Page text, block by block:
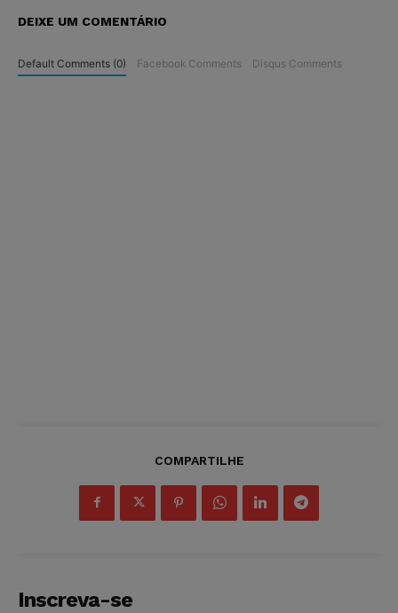
DEIXE UM COMENTÁRIO
Default Comments (0) Facebook Comments Disqus Comments
COMPARTILHE
Inscreva-se